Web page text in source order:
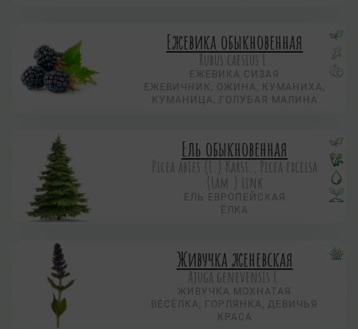
Ежевика обыкновенная
Rubus caesius L.
ЕЖЕВИКА СИЗАЯ
ЕЖЕВИЧНИК, ОЖИНА, КУМАНИХА,
КУМАНИЦА, ГОЛУБАЯ МАЛИНА
Ель обыкновенная
Picea abies (L.) Karst., Picea excelsa
(Lam.) Link
ЕЛЬ ЕВРОПЕЙСКАЯ
ЁЛКА
Живучка женевская
Ajuga genevensis L.
ЖИВУЧКА МОХНАТАЯ
ВЕСЁЛКА, ГОРЛЯНКА, ДЕВИЧЬЯ
КРАСА